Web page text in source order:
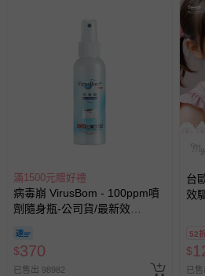
-新生兒親膚衣物（嬰幼兒
-接觸性孕哺產品（奶嘴、奶
帶束縛衣、餐搖椅等）。
-其他原廠盒裝商品封口處已
示字句等說明貼紙、封條者。
國際航空、客運、訂房等服
相關的退換貨辦理流程，可詳見
運送服務：目前提供的運送僅限
區，可能會無法配送，或須依據
滿1500元贈好禮
病毒崩 VirusBom - 100ppm噴
劑隨身瓶-公司貨/最新效
$370
已售出 98982
台歐 -
效
52
$
已